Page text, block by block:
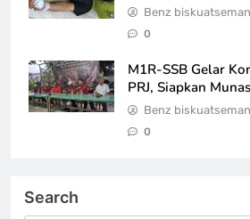
Benz
0
M1R-SSB Gelar
PRJ, Siapkan
Benz
0
Search